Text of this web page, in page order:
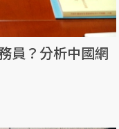
員？分析中國網